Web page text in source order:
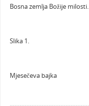
Bosna zemlja Božije milosti.
Slika 1.
Mjesečeva bajka